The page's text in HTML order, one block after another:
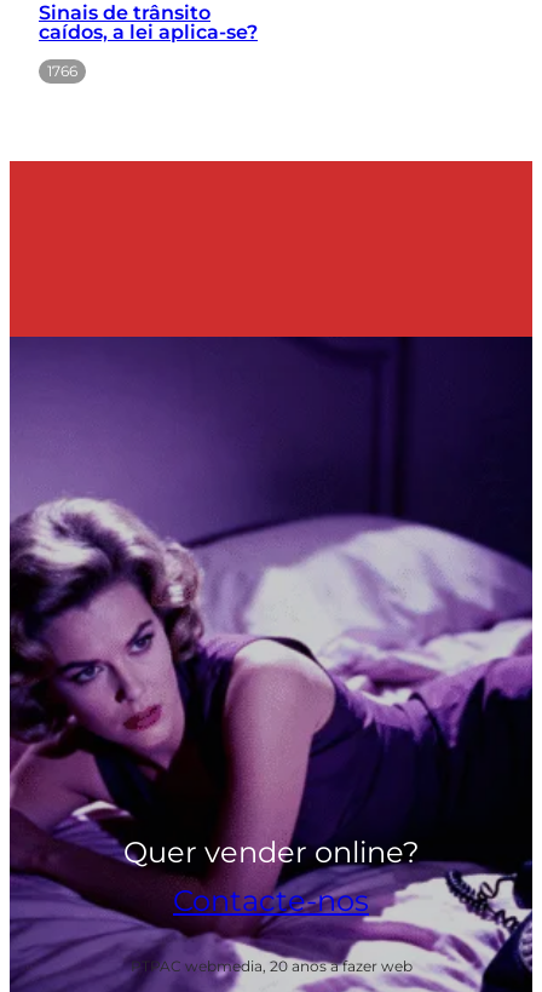
Sinais de trânsito
caídos, a lei aplica-se?
1766
Quer vender online?
Contacte-nos
PTPAC webmedia, 20 anos a fazer web